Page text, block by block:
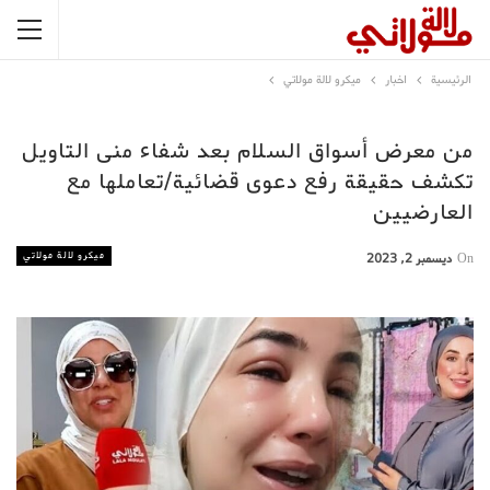
الرئيسية اخبار ميكرو لالة مولاتي
من معرض أسواق السلام بعد شفاء منى التاويل
تكشف حقيقة رفع دعوى قضائية/تعاملها مع
العارضيين
ميكرو لالة مولاتي On ديسمبر 2, 2023